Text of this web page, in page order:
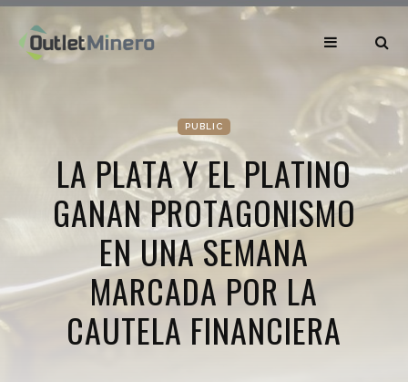
PUBLIC
LA PLATA Y EL PLATINO
GANAN PROTAGONISMO
EN UNA SEMANA
MARCADA POR LA
CAUTELA FINANCIERA